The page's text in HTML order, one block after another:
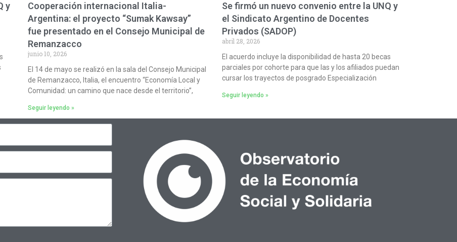
y
Cooperación internacional Italia-
Argentina: el proyecto “Sumak Kawsay”
fue presentado en el Consejo Municipal de
Remanzacco
junio 10, 2026
El 14 de mayo se realizó en la sala del Consejo Municipal
de Remanzacco, Italia, el encuentro “Economía Local y
Comunidad: un camino que nace desde el territorio”,
Seguir leyendo »
Se firmó un nuevo convenio entre la UNQ y
el Sindicato Argentino de Docentes
Privados (SADOP)
abril 28, 2026
El acuerdo incluye la disponibilidad de hasta 20 becas
parciales por cohorte para que las y los afiliados puedan
cursar los trayectos de posgrado Especialización
Seguir leyendo »